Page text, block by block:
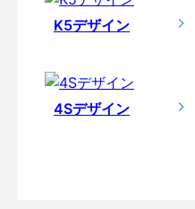
K5デザイン
4Sデザイン